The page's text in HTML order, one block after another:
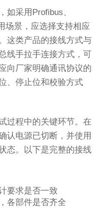
如采用Profibus、
场景，应选择支持相应
这类产品的接线方式与
线手拉手连接方式，可
向厂家明确通讯协议的
、停止位和校验方式
过程中的关键环节。在
认电源已切断，并使用
态。以下是完整的接线
要求是否一致
各部件是否齐全